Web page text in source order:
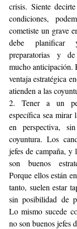
crisis. Siente
condiciones,
cometiste un grave
debe planificar
preparatorias y
mucho anticipación.
ventaja estratégica
atienden a las
2. Tener a un
específica sea mirar
en perspectiva,
coyuntura. Los
jefes de campaña, y
son buenos
Porque ellos están
tanto, suelen estar
sin posibilidad de
Lo mismo sucede
no son buenos jefes